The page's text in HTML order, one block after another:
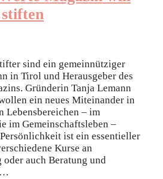
stiften
sind ein gemeinnütziger
in Tirol und Herausgeber des
Gründerin Tanja Lemann
ein neues Miteinander in
Lebensbereichen – im
im Gemeinschaftsleben –
ist ein essentieller
Kurse an
auch Beratung und
…